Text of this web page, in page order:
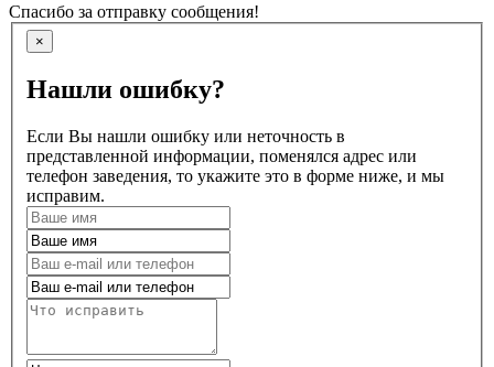
Спасибо за отправку сообщения!
×
Нашли ошибку?
Если Вы нашли ошибку или неточность в
представленной информации, поменялся адрес или
телефон заведения, то укажите это в форме ниже, и мы
исправим.